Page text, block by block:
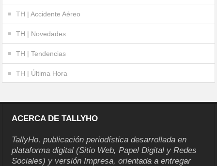
TH | Accidente Aéreo
TH | Novedades
TH | Tendencias
TH | Última Hora
ACERCA DE TALLYHO
TallyHo, publicación periodística desarrollada en
plataforma digital (Sitio Web, Papel Digital y Redes
Sociales) y versión Impresa, orientada a entregar